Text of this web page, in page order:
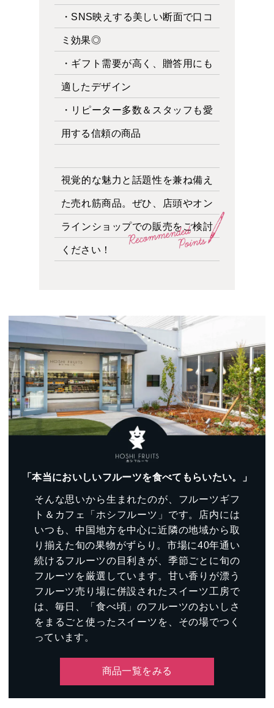
・SNS映えする美しい断面で口コ
ミ効果◎
・ギフト需要が高く、贈答用にも
適したデザイン
・リピーター多数＆スタッフも愛
用する信頼の商品
視覚的な魅力と話題性を兼ね備え
た売れ筋商品。ぜひ、店頭やオン
ラインショップでの販売をご検討
ください！
「本当においしいフルーツを食べてもらいたい。」
そんな思いから生まれたのが、フルーツギフ
ト＆カフェ「ホシフルーツ」です。店内には
いつも、中国地方を中心に近隣の地域から取
り揃えた旬の果物がずらり。市場に40年通い
続けるフルーツの目利きが、季節ごとに旬の
フルーツを厳選しています。甘い香りが漂う
フルーツ売り場に併設されたスイーツ工房で
は、毎日、「食べ頃」のフルーツのおいしさ
をまるごと使ったスイーツを、その場でつく
っています。
商品一覧をみる